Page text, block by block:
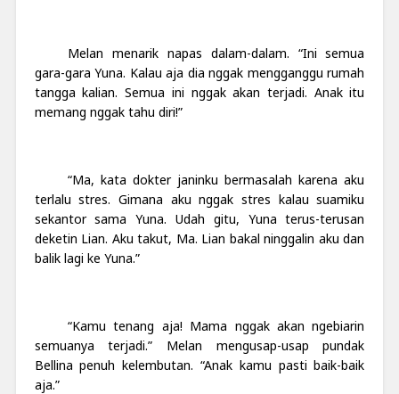
Melan menarik napas dalam-dalam. “Ini semua
gara-gara Yuna. Kalau aja dia nggak mengganggu rumah
tangga kalian. Semua ini nggak akan terjadi. Anak itu
memang nggak tahu diri!”
“Ma, kata dokter janinku bermasalah karena aku
terlalu stres. Gimana aku nggak stres kalau suamiku
sekantor sama Yuna. Udah gitu, Yuna terus-terusan
deketin Lian. Aku takut, Ma. Lian bakal ninggalin aku dan
balik lagi ke Yuna.”
“Kamu tenang aja! Mama nggak akan ngebiarin
semuanya terjadi.” Melan mengusap-usap pundak
Bellina penuh kelembutan. “Anak kamu pasti baik-baik
aja.”